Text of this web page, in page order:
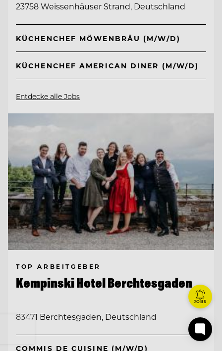
23758 Weissenhäuser Strand, Deutschland
KÜCHENCHEF MÖWENBRÄU (M/W/D)
KÜCHENCHEF AMERICAN DINER (M/W/D)
Entdecke alle Jobs
TOP ARBEITGEBER
Kempinski Hotel Berchtesgaden
83471 Berchtesgaden, Deutschland
COMMIS DE CUISINE (M/W/D)
JOBS